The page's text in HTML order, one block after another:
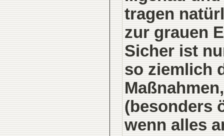
tragen
zur grauen
Sicher ist
so ziemlich
(besonders
wenn alles